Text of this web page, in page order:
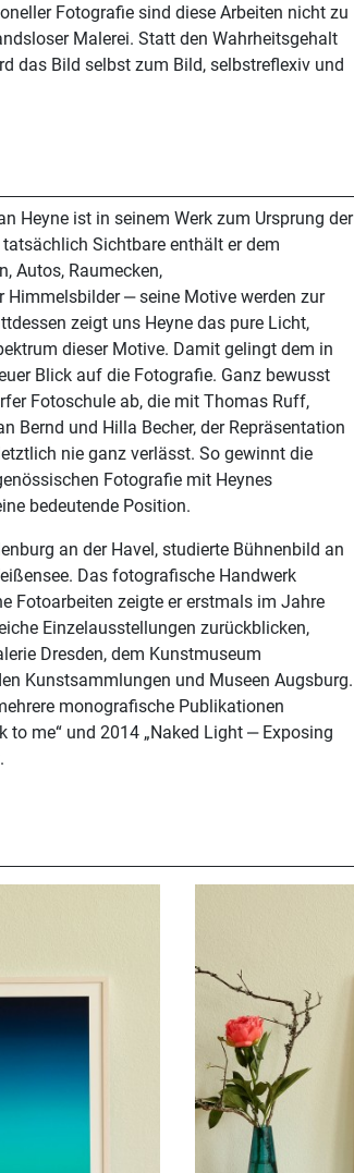
Fotografie sind diese Arbeiten nicht zu
Malerei. Statt den Wahrheitsgehalt
das Bild selbst zum Bild, selbstreflexiv und
Heyne ist in seinem Werk zum Ursprung der
Sichtbare enthält er dem
Autos, Raumecken,
Himmelsbilder ‒ seine Motive werden zur
zeigt uns Heyne das pure Licht,
dieser Motive. Damit gelingt dem in
Blick auf die Fotografie. Ganz bewusst
Fotoschule ab, die mit Thomas Ruff,
Bernd und Hilla Becher, der Repräsentation
nie ganz verlässt. So gewinnt die
Fotografie mit Heynes
bedeutende Position.
an der Havel, studierte Bühnenbild an
Das fotografische Handwerk
Fotoarbeiten zeigte er erstmals im Jahre
Einzelausstellungen zurückblicken,
Dresden, dem Kunstmuseum
Kunstsammlungen und Museen Augsburg.
monografische Publikationen
to me“ und 2014 „Naked Light ‒ Exposing